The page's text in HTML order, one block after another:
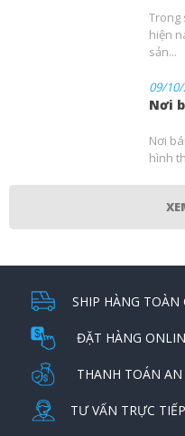
Trong
hiện
sản...
09/
Nơi
Nơi
hình
SHIP HÀNG TOÀN
ĐẶT HÀNG
THANH TOÁN
TƯ VẤN TRỰC TIẾP